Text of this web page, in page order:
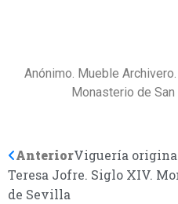
Anónimo. Mueble
Monasterio de
AnteriorViguería
Teresa Jofre. Siglo XIV.
de Sevilla